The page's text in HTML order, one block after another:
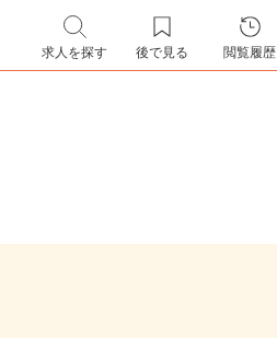
求人を探す 後で見る 閲覧履歴